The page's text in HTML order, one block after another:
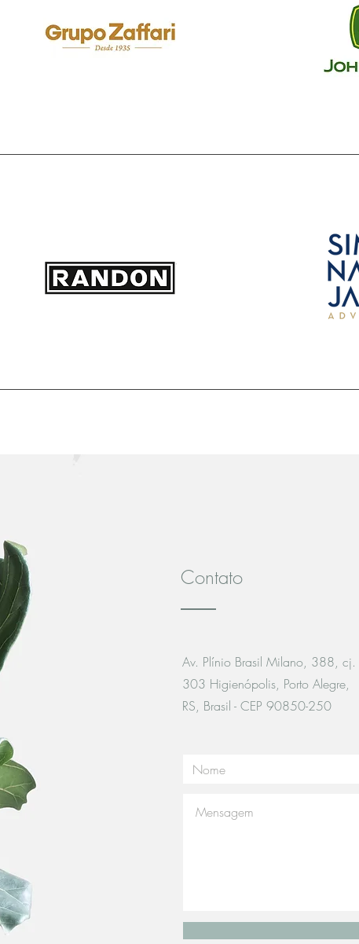
Contato
Av. Plínio Brasil Milano, 388, cj.
303 Higienópolis, Porto Alegre,
RS, Brasil - CEP 90850-250